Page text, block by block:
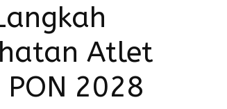
Atlet
2028